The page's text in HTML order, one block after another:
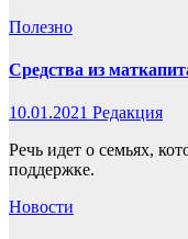
Полезно
Средства из
10.01.2021 Редакция
Речь идет о семьях,
поддержке.
Новости